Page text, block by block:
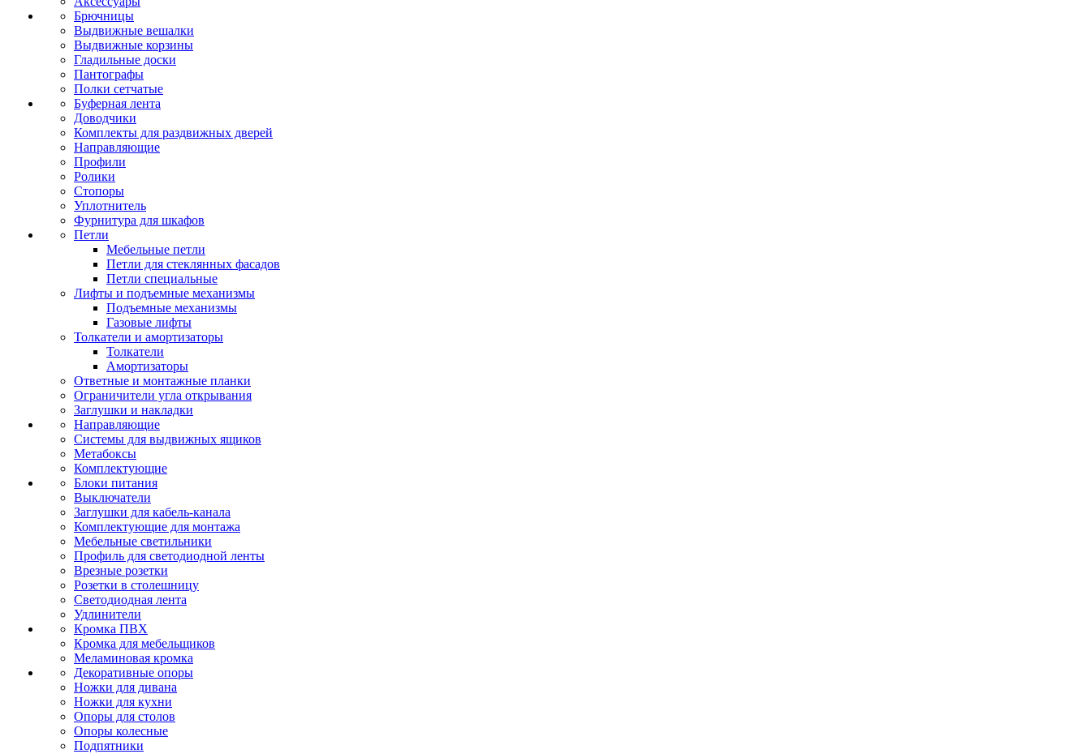
Брючницы
Выдвижные вешалки
Выдвижные корзины
Гладильные доски
Пантографы
Полки сетчатые
Буферная лента
Доводчики
Комплекты для раздвижных дверей
Направляющие
Профили
Ролики
Стопоры
Уплотнитель
Фурнитура для шкафов
Петли
Мебельные петли
Петли для стеклянных фасадов
Петли специальные
Лифты и подъемные механизмы
Подъемные механизмы
Газовые лифты
Толкатели и амортизаторы
Толкатели
Амортизаторы
Ответные и монтажные планки
Ограничители угла открывания
Заглушки и накладки
Направляющие
Системы для выдвижных ящиков
Метабоксы
Комплектующие
Блоки питания
Выключатели
Заглушки для кабель-канала
Комплектующие для монтажа
Мебельные светильники
Профиль для светодиодной ленты
Врезные розетки
Розетки в столешницу
Светодиодная лента
Удлинители
Кромка ПВХ
Кромка для мебельщиков
Меламиновая кромка
Декоративные опоры
Ножки для дивана
Ножки для кухни
Опоры для столов
Опоры колесные
Подпятники